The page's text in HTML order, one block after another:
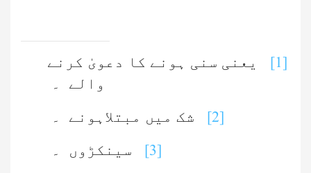
[1]
یعنی سنی ہونے کا دعویٰ کرنے
والے ۔
[2] شک میں مبتلاہونے ۔
[3] سینکڑوں ۔